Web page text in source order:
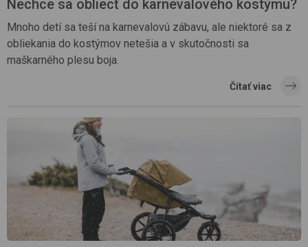
Nechce sa obliecť do karnevalového kostýmu?
Mnoho detí sa teší na karnevalovú zábavu, ale niektoré sa z
obliekania do kostýmov netešia a v skutočnosti sa
maškarného plesu boja.
Čítať viac